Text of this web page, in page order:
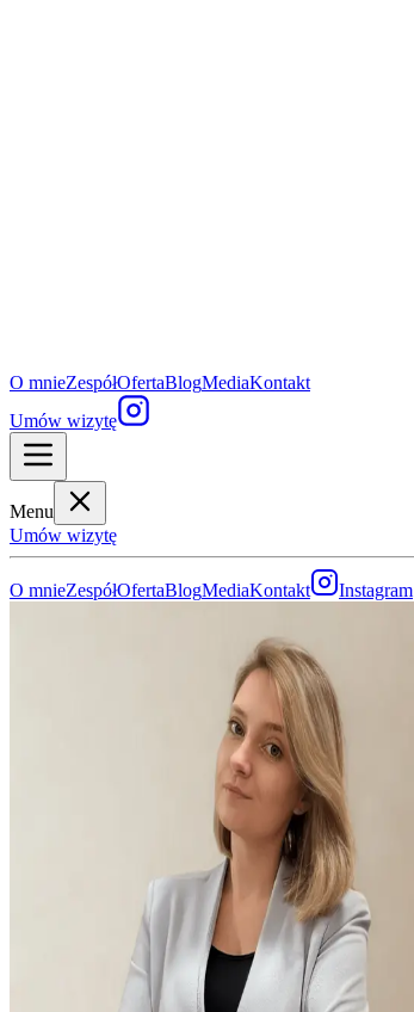
O mnieZespółOfertaBlogMediaKontakt
Umów wizytę
Menu
Umów wizytę
O mnieZespółOfertaBlogMediaKontakt Instagram